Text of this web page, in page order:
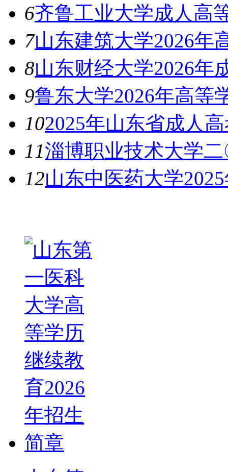
6齐鲁工业大学成人高
7山东建筑大学2026年
8山东财经大学2026年
9鲁东大学2026年高等
102025年山东省成人
11淄博职业技术大学
12山东中医药大学